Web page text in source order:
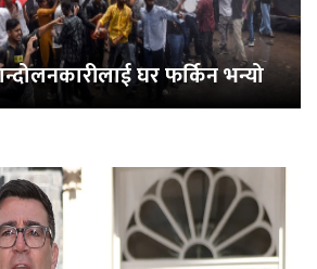
घर फर्किन भन्यो